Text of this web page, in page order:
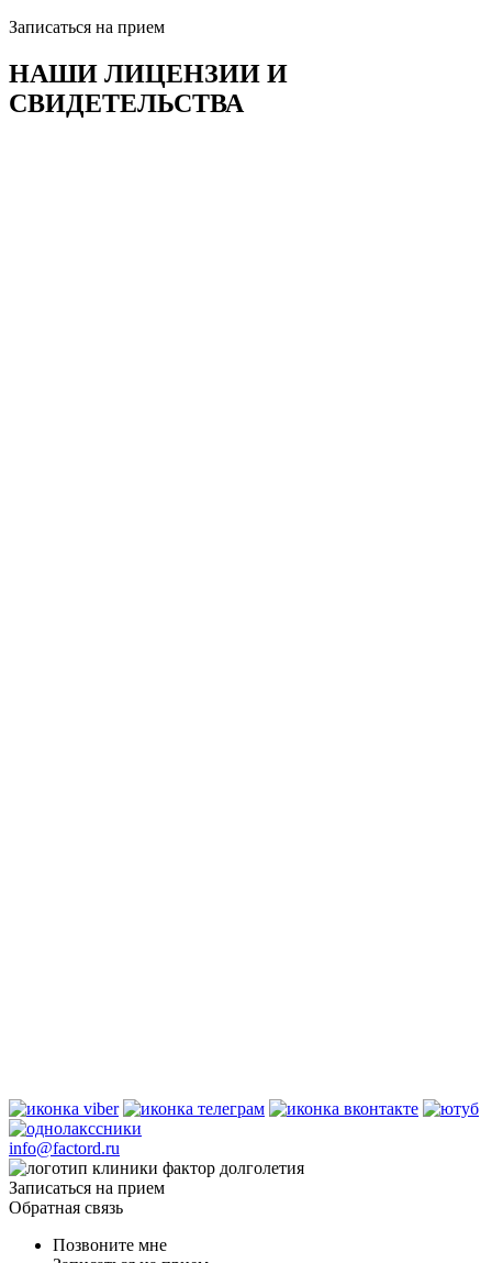
Записаться на прием
НАШИ ЛИЦЕНЗИИ И
СВИДЕТЕЛЬСТВА
info@factord.ru
Записаться на прием
Обратная связь
Позвоните мне